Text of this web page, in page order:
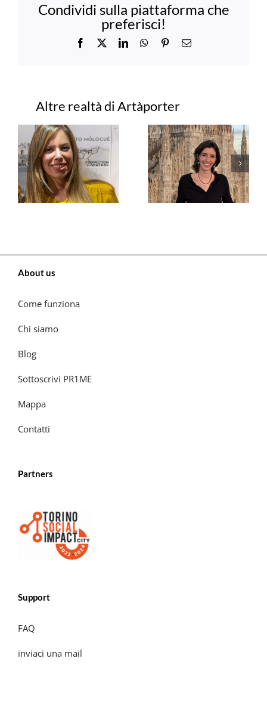
Condividi sulla piattaforma che
preferisci!
Facebook LinkedInWhatsApp
PinterestEmail
Progetti correlati
About us
Come funziona
Chi siamo
Blog
Sottoscrivi PR1ME
Mappa
Contatti
Partners
Support
FAQ
inviaci una mail